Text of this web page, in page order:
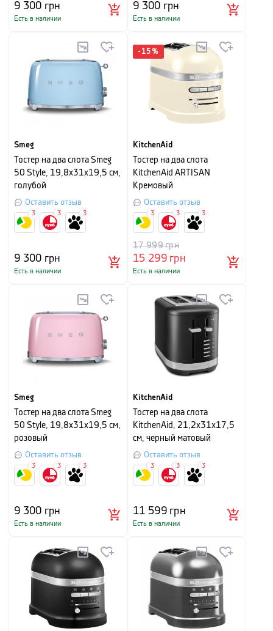
9 300 грн
Есть в наличии
9 300 грн
Есть в наличии
Smeg
Тостер на два слота Smeg
50 Style, 19,8х31х19,5 см,
голубой
Оставить отзыв
9 300 грн
Есть в наличии
3 3 3
-15 %
KitchenAid
Тостер на два слота
KitchenAid ARTISAN
Кремовый
Оставить отзыв
15 299грн
17 999грн
Есть в наличии
3 3 3
Smeg
Тостер на два слота Smeg
50 Style, 19,8х31х19,5 см,
розовый
Оставить отзыв
9 300 грн
Есть в наличии
3 3 3
KitchenAid
Тостер на два слота
KitchenAid, 21,2х31х17,5
см, черный матовый
Оставить отзыв
11 599грн
Есть в наличии
3 3 3